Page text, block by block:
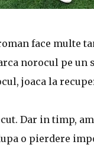
face multe
norocul pe un
joaca la
Dar in timp,
o pierdere